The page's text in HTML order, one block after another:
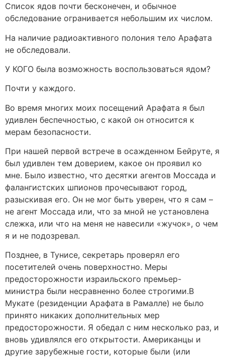
Список ядов почти бесконечен, и обычное
обследование огранивается небольшим их числом.
На наличие радиоактивного полония тело Арафата
не обследовали.
У КОГО была возможность воспользоваться ядом?
Почти у каждого.
Во время многих моих посещений Арафата я был
удивлен беспечностью, с какой он относится к
мерам безопасности.
При нашей первой встрече в осажденном Бейруте, я
был удивлен тем доверием, какое он проявил ко
мне. Было известно, что десятки агентов Моссада и
фалангистских шпионов прочесывают город,
разыскивая его. Он не мог быть уверен, что я сам –
не агент Моссада или, что за мной не установлена
слежка, или что на меня не навесили «жучок», о чем
я и не подозревал.
Позднее, в Тунисе, секретарь проверял его
посетителей очень поверхностно. Меры
предосторожности израильского премьер-
министра были несравненно более строгими.В
Мукате (резиденции Арафата в Рамалле) не было
принято никаких дополнительных мер
предосторожности. Я обедал с ним несколько раз, и
вновь удивлялся его открытости. Американцы и
другие зарубежные гости, которые были (или